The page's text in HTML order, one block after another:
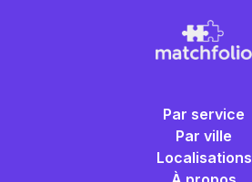
Par service
Par ville
Localisations